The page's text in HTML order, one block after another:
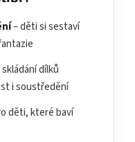
– děti si sestaví
skládání dílků
i soustředění
děti, které baví